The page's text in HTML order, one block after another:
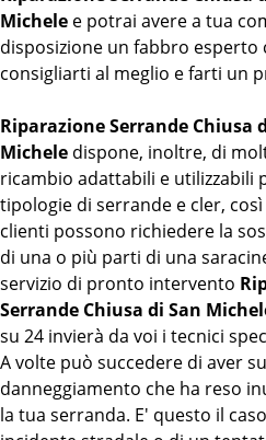
Michele e potrai avere a tua
disposizione un fabbro esperto
consigliarti al meglio e farti un
Riparazione Serrande Chiusa
Michele dispone, inoltre, di
ricambio adattabili e utilizzabili
tipologie di serrande e cler,
clienti possono richiedere la
di una o più parti di una
servizio di pronto intervento
Serrande Chiusa di San
su 24 invierà da voi i tecnici
A volte può succedere di aver
danneggiamento che ha reso
la tua serranda. E' questo il